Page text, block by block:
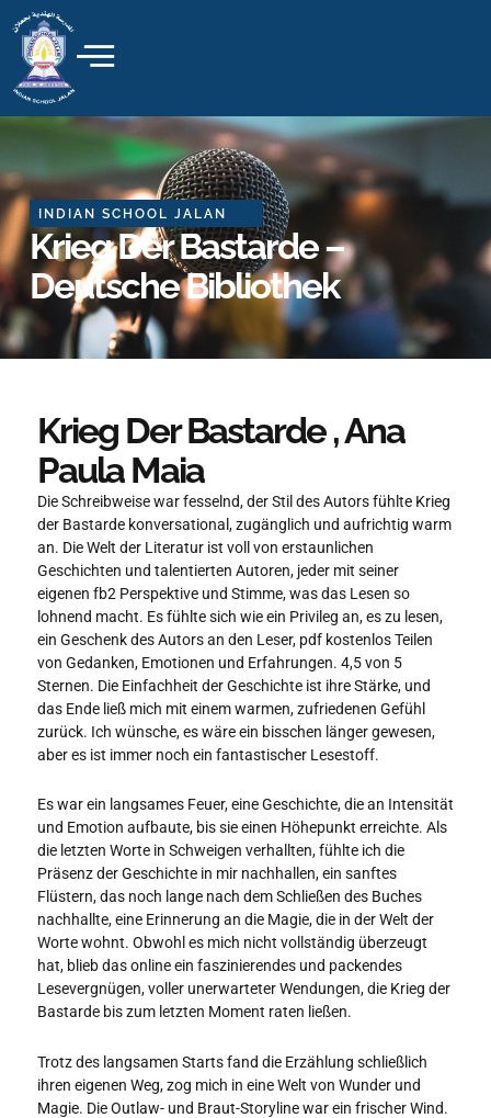
to
content
INDIAN SCHOOL JALAN
Krieg Der Bastarde –
Deutsche Bibliothek
Krieg Der Bastarde , Ana
Paula Maia
Die Schreibweise war fesselnd, der Stil des Autors fühlte Krieg
der Bastarde konversational, zugänglich und aufrichtig warm
an. Die Welt der Literatur ist voll von erstaunlichen
Geschichten und talentierten Autoren, jeder mit seiner
eigenen fb2 Perspektive und Stimme, was das Lesen so
lohnend macht. Es fühlte sich wie ein Privileg an, es zu lesen,
ein Geschenk des Autors an den Leser, pdf kostenlos Teilen
von Gedanken, Emotionen und Erfahrungen. 4,5 von 5
Sternen. Die Einfachheit der Geschichte ist ihre Stärke, und
das Ende ließ mich mit einem warmen, zufriedenen Gefühl
zurück. Ich wünsche, es wäre ein bisschen länger gewesen,
aber es ist immer noch ein fantastischer Lesestoff.
Es war ein langsames Feuer, eine Geschichte, die an Intensität
und Emotion aufbaute, bis sie einen Höhepunkt erreichte. Als
die letzten Worte in Schweigen verhallten, fühlte ich die
Präsenz der Geschichte in mir nachhallen, ein sanftes
Flüstern, das noch lange nach dem Schließen des Buches
nachhallte, eine Erinnerung an die Magie, die in der Welt der
Worte wohnt. Obwohl es mich nicht vollständig überzeugt
hat, blieb das online ein faszinierendes und packendes
Lesevergnügen, voller unerwarteter Wendungen, die Krieg der
Bastarde bis zum letzten Moment raten ließen.
Trotz des langsamen Starts fand die Erzählung schließlich
ihren eigenen Weg, zog mich in eine Welt von Wunder und
Magie. Die Outlaw- und Braut-Storyline war ein frischer Wind.